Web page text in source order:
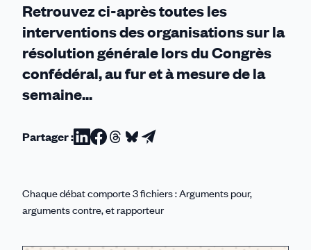
Retrouvez ci-après toutes les
interventions des organisations sur la
résolution générale lors du Congrès
confédéral, au fur et à mesure de la
semaine...
Partager :Partager
Linkedin
Partager
Facebook
Partager
Threads
Partager
Bluesky
Partager
email
Chaque débat comporte 3 fichiers : Arguments pour,
arguments contre, et rapporteur